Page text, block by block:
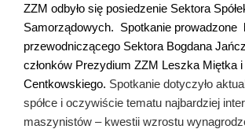
ZZM odbyło się posiedzenie Sektora
Samorządowych. Spotkanie prowadzone
przewodniczącego Sektora Bogdana
członków Prezydium ZZM Leszka Miętka i
Centkowskiego. Spotkanie dotyczyło
spółce i oczywiście tematu najbardziej
maszynistów – kwestii wzrostu